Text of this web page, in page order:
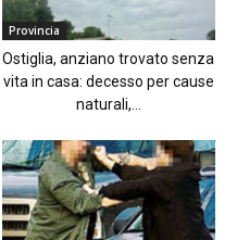
Provincia
Ostiglia, anziano trovato senza
vita in casa: decesso per cause
naturali,...